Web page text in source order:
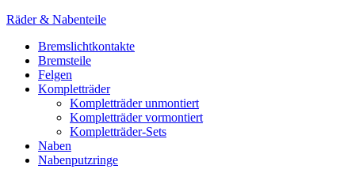
Räder & Nabenteile
Bremslichtkontakte
Bremsteile
Felgen
Kompletträder
Kompletträder unmontiert
Kompletträder vormontiert
Kompletträder-Sets
Naben
Nabenputzringe